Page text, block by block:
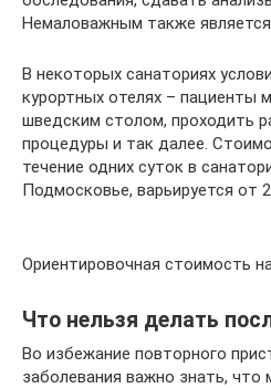
Немаловажным также является
В некоторых санаториях
курортных отелях – пациенты
шведским столом, проходить
процедуры и так далее.
течение одних суток в
Подмосковье, варьируется от
Ориентировочная стоимость
Что нельзя делать
Во избежание повторного
заболевания важно знать, что